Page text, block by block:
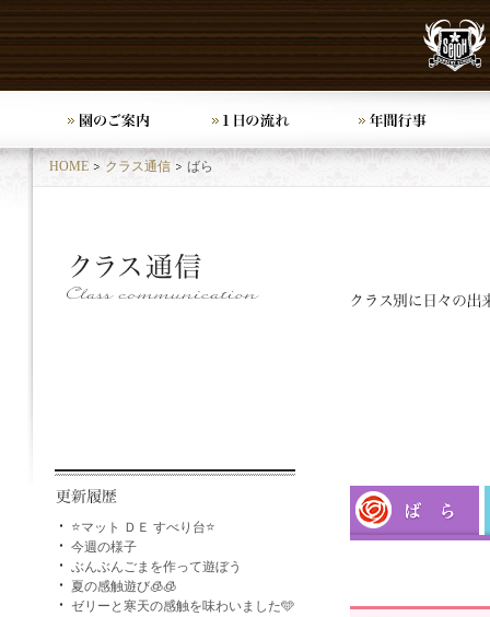
HOME クラス通信 ばら
⭐マット ＤＥ すべり台⭐
今週の様子
ぶんぶんごまを作って遊ぼう
夏の感触遊び🧊🧊
ゼリーと寒天の感触を味わいました🩵